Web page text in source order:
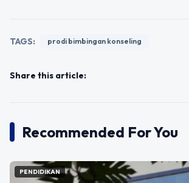
TAGS: prodi bimbingan konseling
Share this article:
Recommended For You
PENDIDIKAN